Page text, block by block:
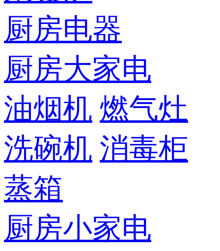
厨房电器
厨房大家电
油烟机 燃气灶
洗碗机 消毒柜
蒸箱
厨房小家电